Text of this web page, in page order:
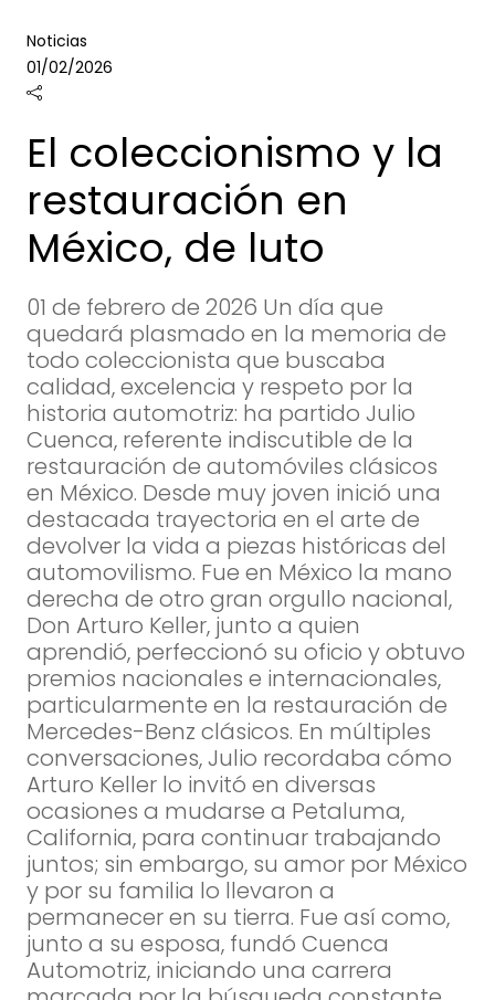
Noticias
01/02/2026
El coleccionismo y la
restauración en
México, de luto
01 de febrero de 2026 Un día que
quedará plasmado en la memoria de
todo coleccionista que buscaba
calidad, excelencia y respeto por la
historia automotriz: ha partido Julio
Cuenca, referente indiscutible de la
restauración de automóviles clásicos
en México. Desde muy joven inició una
destacada trayectoria en el arte de
devolver la vida a piezas históricas del
automovilismo. Fue en México la mano
derecha de otro gran orgullo nacional,
Don Arturo Keller, junto a quien
aprendió, perfeccionó su oficio y obtuvo
premios nacionales e internacionales,
particularmente en la restauración de
Mercedes-Benz clásicos. En múltiples
conversaciones, Julio recordaba cómo
Arturo Keller lo invitó en diversas
ocasiones a mudarse a Petaluma,
California, para continuar trabajando
juntos; sin embargo, su amor por México
y por su familia lo llevaron a
permanecer en su tierra. Fue así como,
junto a su esposa, fundó Cuenca
Automotriz, iniciando una carrera